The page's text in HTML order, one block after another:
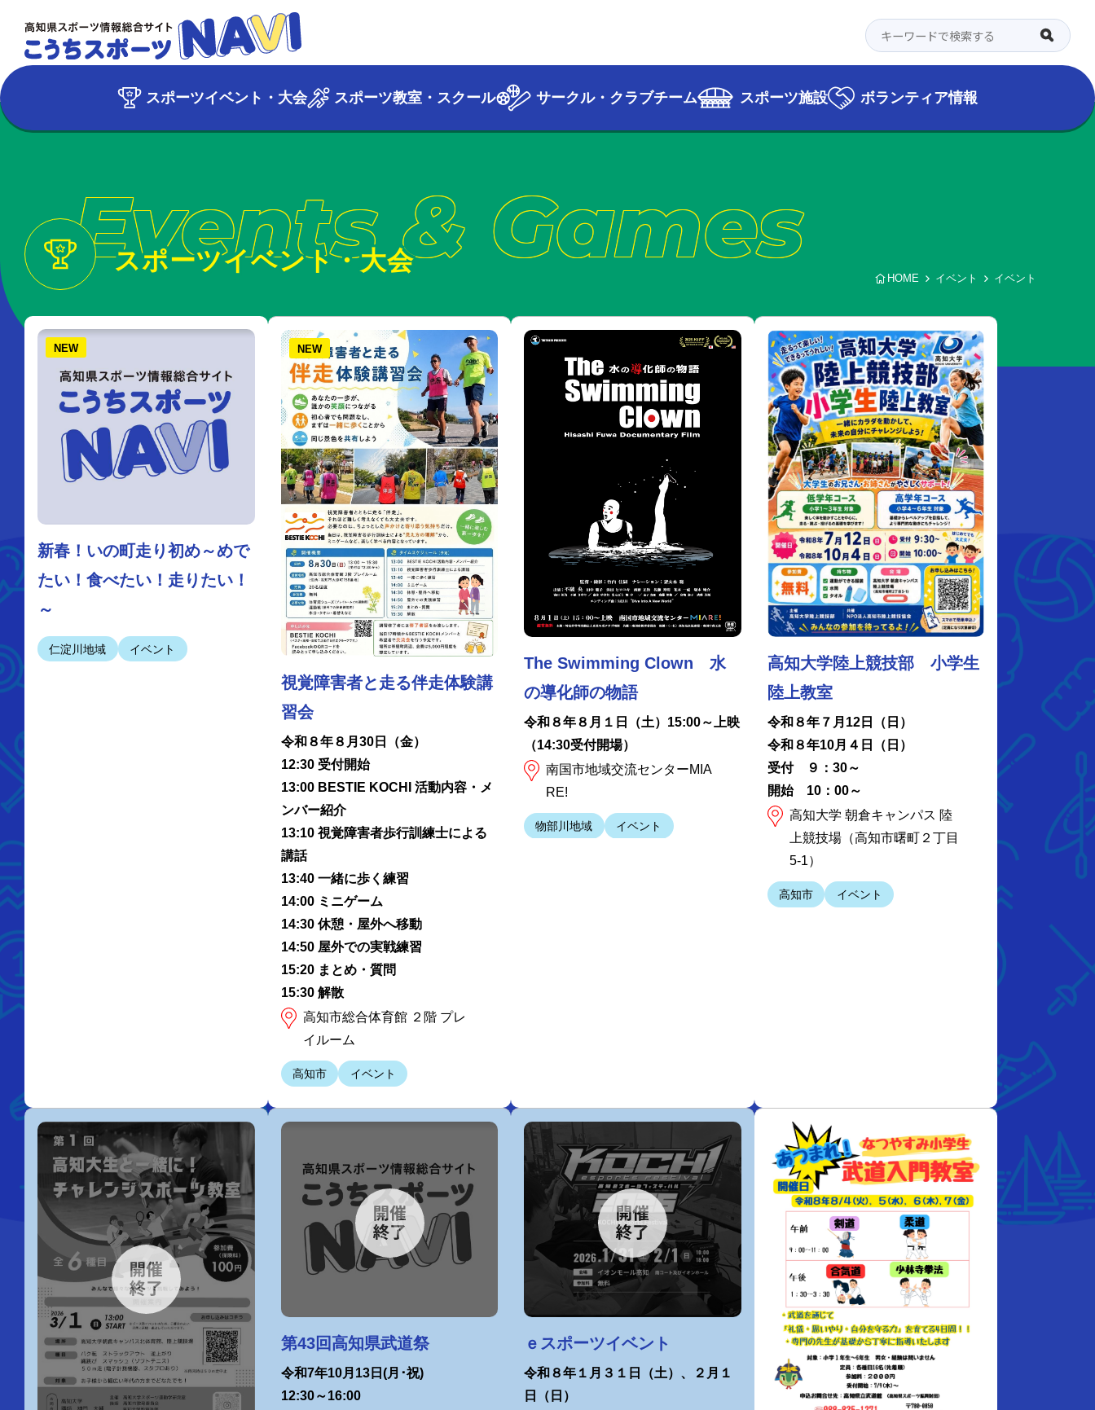
スポーツイベント・大会 スポーツ教室・スクール サークル・クラブチーム スポーツ施設 ボランティア情報
Events & Games
スポーツイベント・大会
HOME イベント イベント
NEW
新春！いの町走り初め～めで
たい！食べたい！走りたい！
～
仁淀川地域 イベント
NEW
視覚障害者と走る伴走体験講
習会
令和８年８月30日（金）
12:30 受付開始
13:00 BESTIE KOCHI 活動内容・メ
ンバー紹介
13:10 視覚障害者歩行訓練士による
講話
13:40 一緒に歩く練習
14:00 ミニゲーム
14:30 休憩・屋外へ移動
14:50 屋外での実戦練習
15:20 まとめ・質問
15:30 解散
高知市総合体育館 ２階 プレ
イルーム
高知市 イベント
The Swimming Clown 水
の導化師の物語
令和８年８月１日（土）15:00～上映
（14:30受付開場）
南国市地域交流センターMIA
RE!
物部川地域 イベント
高知大学陸上競技部 小学生
陸上教室
令和８年７月12日（日）
令和８年10月４日（日）
受付 ９：30～
開始 10：00～
高知大学 朝倉キャンパス 陸
上競技場（高知市曙町２丁目
5-1）
高知市 イベント
第43回高知県武道祭
令和7年10月13日(月･祝)
12:30～16:00
ｅスポーツイベント
令和８年１月３１日（土）、２月１
日（日）